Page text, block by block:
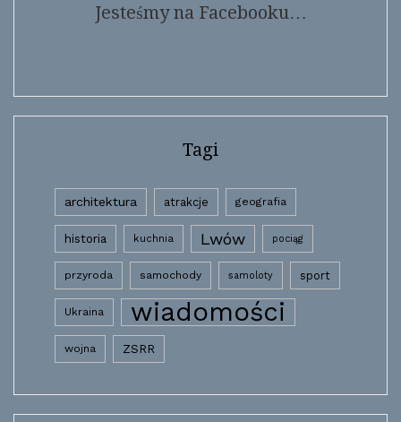
Jesteśmy na Facebooku…
Tagi
architektura atrakcje geografia
historia kuchnia Lwów pociąg
przyroda samochody samoloty sport
Ukraina wiadomości
wojna ZSRR